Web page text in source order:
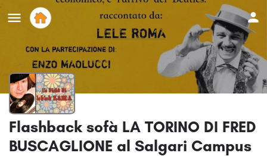
Flashback sofà LA TORINO DI FRED
BUSCAGLIONE al Salgari Campus